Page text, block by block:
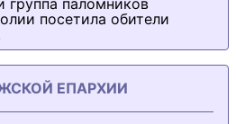
группа паломников
посетила обители
ЕПАРХИИ